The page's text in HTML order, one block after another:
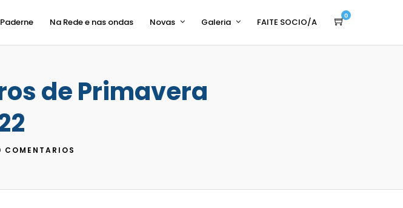
Na Rede e nas ondas Novas Galeria FAITE SOCIO/A
0
de Primavera
COMENTARIOS